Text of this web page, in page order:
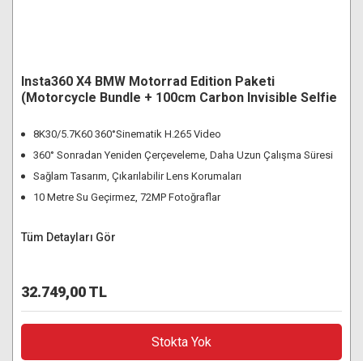
Insta360 X4 BMW Motorrad Edition Paketi
(Motorcycle Bundle + 100cm Carbon Invisible Selfie
8K30/5.7K60 360°Sinematik H.265 Video
360° Sonradan Yeniden Çerçeveleme, Daha Uzun Çalışma Süresi
Sağlam Tasarım, Çıkarılabilir Lens Korumaları
10 Metre Su Geçirmez, 72MP Fotoğraflar
Tüm Detayları Gör
32.749,00 TL
Stokta Yok